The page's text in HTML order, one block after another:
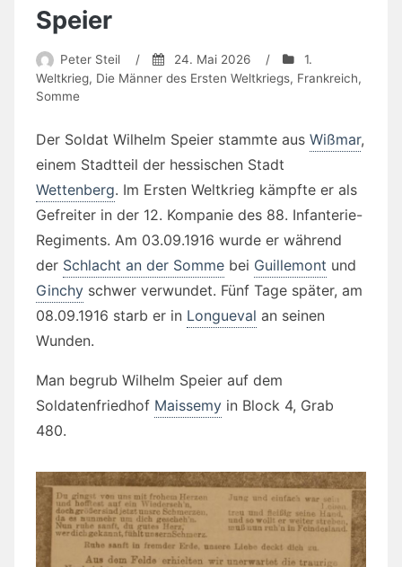
Speier
Peter Steil / 24. Mai 2026 /
1.
Weltkrieg, Die Männer des Ersten Weltkriegs, Frankreich,
Somme
Der Soldat Wilhelm Speier stammte aus Wißmar,
einem Stadtteil der hessischen Stadt
Wettenberg. Im Ersten Weltkrieg kämpfte er als
Gefreiter in der 12. Kompanie des 88. Infanterie-
Regiments. Am 03.09.1916 wurde er während
der Schlacht an der Somme bei Guillemont und
Ginchy schwer verwundet. Fünf Tage später, am
08.09.1916 starb er in Longueval an seinen
Wunden.
Man begrub Wilhelm Speier auf dem
Soldatenfriedhof Maissemy in Block 4, Grab
480.